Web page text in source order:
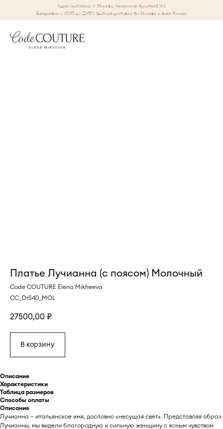
Адрес магазина: г. Москва, Ленинский проспект, 11с1
Ежедневно с 10:00 до 22:00 | Удобная доставка по Москве и всей России
Платье Лучианна (с поясом) Молочный
Code COUTURE Elena Mikheeva
CC_DrS40_MOL
27500,00 ₽
В корзину
Описание
Характеристики
Таблица размеров
Способы оплаты
Описание
Лучианна — итальянское имя, дословно «несущая свет». Представляя образ
Лучианны, мы видели благородную и сильную женщину с ясным чувством